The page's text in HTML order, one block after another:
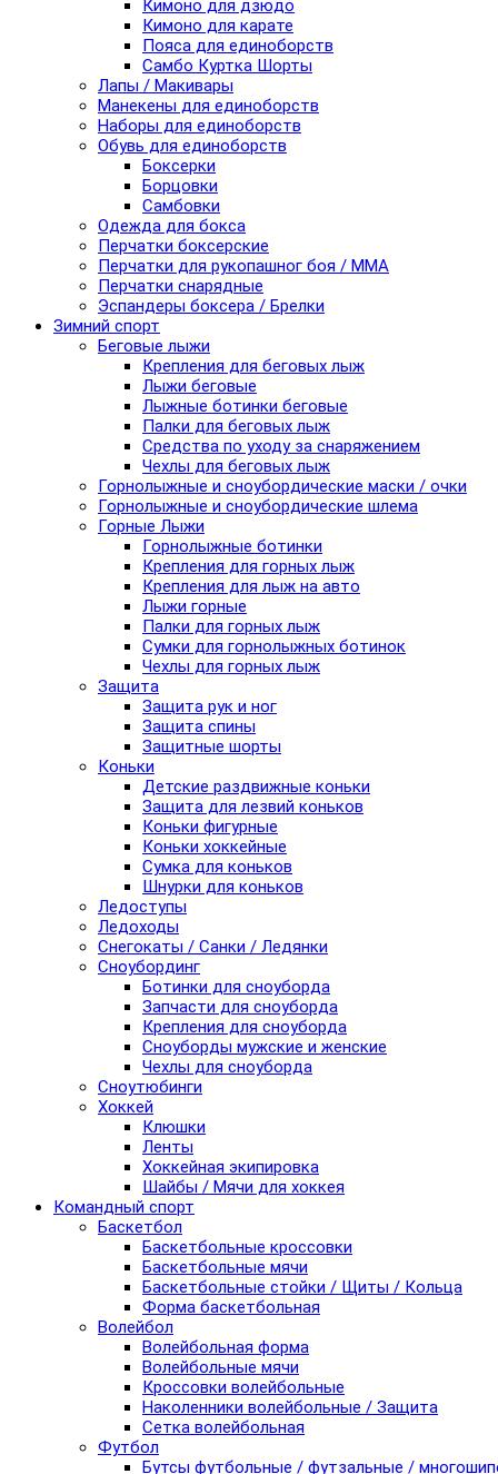
Кимоно для дзюдо
Кимоно для карате
Пояса для единоборств
Самбо Куртка Шорты
Лапы / Макивары
Манекены для единоборств
Наборы для единоборств
Обувь для единоборств
Боксерки
Борцовки
Самбовки
Одежда для бокса
Перчатки боксерские
Перчатки для рукопашног боя / ММА
Перчатки снарядные
Эспандеры боксера / Брелки
Зимний спорт
Беговые лыжи
Крепления для беговых лыж
Лыжи беговые
Лыжные ботинки беговые
Палки для беговых лыж
Средства по уходу за снаряжением
Чехлы для беговых лыж
Горнолыжные и сноубордические маски / очки
Горнолыжные и сноубордические шлема
Горные Лыжи
Горнолыжные ботинки
Крепления для горных лыж
Крепления для лыж на авто
Лыжи горные
Палки для горных лыж
Сумки для горнолыжных ботинок
Чехлы для горных лыж
Защита
Защита рук и ног
Защита спины
Защитные шорты
Коньки
Детские раздвижные коньки
Защита для лезвий коньков
Коньки фигурные
Коньки хоккейные
Сумка для коньков
Шнурки для коньков
Ледоступы
Ледоходы
Снегокаты / Санки / Ледянки
Сноубординг
Ботинки для сноуборда
Запчасти для сноуборда
Крепления для сноуборда
Сноуборды мужские и женские
Чехлы для сноуборда
Сноутюбинги
Хоккей
Клюшки
Ленты
Хоккейная экипировка
Шайбы / Мячи для хоккея
Командный спорт
Баскетбол
Баскетбольные кроссовки
Баскетбольные мячи
Баскетбольные стойки / Щиты / Кольца
Форма баскетбольная
Волейбол
Волейбольная форма
Волейбольные мячи
Кроссовки волейбольные
Наколенники волейбольные / Защита
Сетка волейбольная
Футбол
Бутсы футбольные / футзальные /